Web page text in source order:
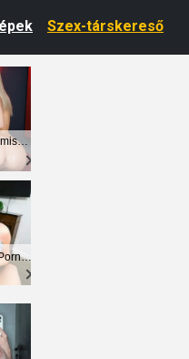
Szex-társkereső